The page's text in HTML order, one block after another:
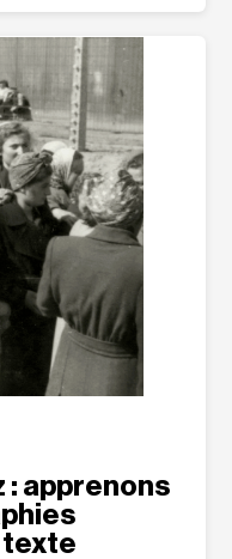
: apprenons
texte